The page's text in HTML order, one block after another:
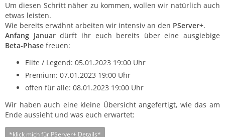
Um diesen Schritt näher zu kommen, wollen wir natürlich auch
etwas leisten.
Wie bereits erwähnt arbeiten wir intensiv an den PServer+.
Anfang Januardürft ihr euch bereits über eine ausgiebige
Beta-Phase freuen:
Elite / Legend: 05.01.2023 19:00 Uhr
Premium: 07.01.2023 19:00 Uhr
offen für alle: 08.01.2023 19:00 Uhr
Wir haben auch eine kleine Übersicht angefertigt, wie das am
Ende aussieht und was euch erwartet:
*klick mich für PServer+ Details*